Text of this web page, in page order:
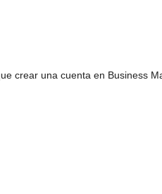
crear una cuenta en Business